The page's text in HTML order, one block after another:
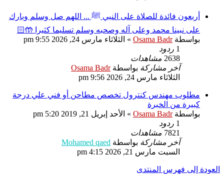
‏أربعون فائدة للصلاة على النبي ﷺ ... اللهم صل وسلم وبارك
على نبينا محمد وعلى آله وصحبه وسلم تسليما كثيرا 🤲🏻
بواسطةOsama Badr
» الثلاثاء مارس 24, 2026 9:55 pm
1 ردود
2638 مشاهدات
آخر مشاركة بواسطةOsama Badr
الثلاثاء مارس 24, 2026 9:56 pm
مطلوب مهندس كنترول تخصص مطاحن أو فني علي درجة
كبيرة من الخبرة
بواسطةOsama Badr
» الأحد إبريل 21, 2019 5:20 pm
1 ردود
7821 مشاهدات
آخر مشاركة بواسطة Mohamed qaed
السبت مارس 21, 2026 4:15 pm
العودة إلى فهرس المنتدى